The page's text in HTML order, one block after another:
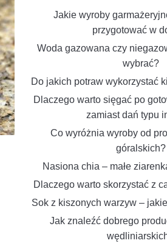
Jakie wyroby
przygotować w
Woda gazowana czy
wybrać?
Do jakich potraw wykorzystać
Dlaczego warto sięgać po
zamiast dań typu
Co wyróżnia wyroby od
góralskich?
Nasiona chia – małe
Dlaczego warto skorzystać z
Sok z kiszonych warzyw –
Jak znaleźć dobrego